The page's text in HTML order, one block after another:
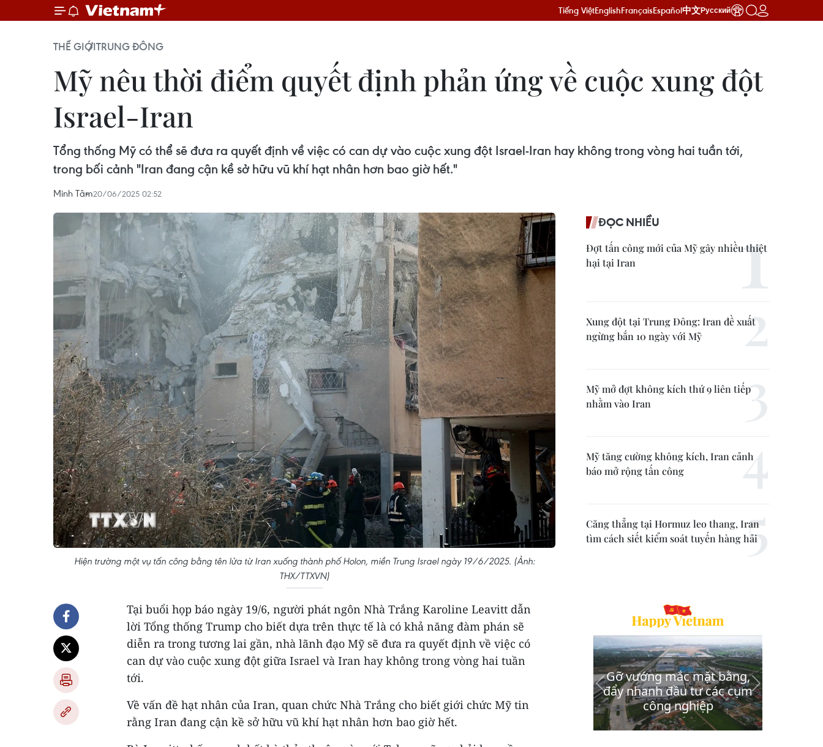
Tiếng ViệtEnglishFrançaisEspañol中文Русский
THẾ GIỚITRUNG ĐÔNG
Mỹ nêu thời điểm quyết định phản ứng về cuộc xung đột
Israel-Iran
Tổng thống Mỹ có thể sẽ đưa ra quyết định về việc có can dự vào cuộc xung đột Israel-Iran hay không trong vòng hai tuần tới,
trong bối cảnh "Iran đang cận kề sở hữu vũ khí hạt nhân hơn bao giờ hết."
Minh Tâm20/06/2025 02:52
Hiện trường một vụ tấn công bằng tên lửa từ Iran xuống thành phố Holon, miền Trung Israel ngày 19/6/2025. (Ảnh:
THX/TTXVN)
Tại buổi họp báo ngày 19/6, người phát ngôn Nhà Trắng Karoline Leavitt dẫn
lời Tổng thống Trump cho biết dựa trên thực tế là có khả năng đàm phán sẽ
diễn ra trong tương lai gần, nhà lãnh đạo Mỹ sẽ đưa ra quyết định về việc có
can dự vào cuộc xung đột giữa Israel và Iran hay không trong vòng hai tuần
tới.
Về vấn đề hạt nhân của Iran, quan chức Nhà Trắng cho biết giới chức Mỹ tin
rằng Iran đang cận kề sở hữu vũ khí hạt nhân hơn bao giờ hết.
ĐỌC NHIỀU
Đợt tấn công mới của Mỹ gây nhiều thiệt
hại tại Iran
Xung đột tại Trung Đông: Iran đề xuất
ngừng bắn 10 ngày với Mỹ
Mỹ mở đợt không kích thứ 9 liên tiếp
nhằm vào Iran
Mỹ tăng cường không kích, Iran cảnh
báo mở rộng tấn công
Căng thẳng tại Hormuz leo thang, Iran
tìm cách siết kiểm soát tuyến hàng hải